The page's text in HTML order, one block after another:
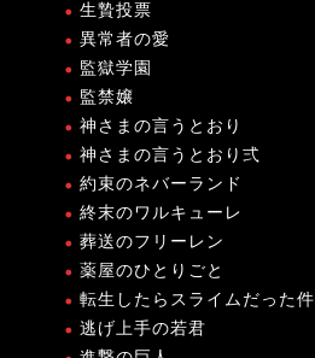
生贄投票
異常者の愛
監獄学園
監禁嬢
神さまの言うとおり
神さまの言うとおり弍
約束のネバーランド
終末のワルキューレ
葬送のフリーレン
薬屋のひとりごと
転生したらスライムだった件
逃げ上手の若君